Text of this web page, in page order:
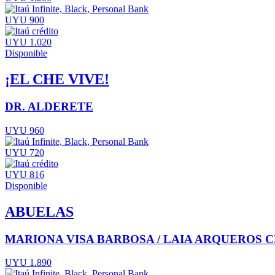
UYU 900
UYU 1.020
Disponible
¡EL CHE VIVE!
DR. ALDERETE
UYU 960
UYU 720
UYU 816
Disponible
ABUELAS
MARIONA VISA BARBOSA / LAIA ARQUEROS
UYU 1.890